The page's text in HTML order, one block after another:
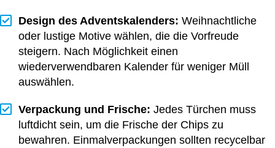
Design des Adventskalenders: Weihnachtliche
oder lustige Motive wählen, die die Vorfreude
steigern. Nach Möglichkeit einen
wiederverwendbaren Kalender für weniger Müll
auswählen.
Verpackung und Frische: Jedes Türchen muss
luftdicht sein, um die Frische der Chips zu
bewahren. Einmalverpackungen sollten recycelbar